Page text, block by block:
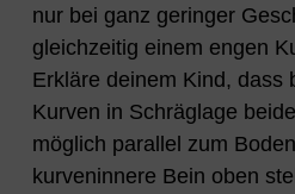
nur bei ganz geringer
gleichzeitig einem engen
Erkläre deinem Kind, dass
Kurven in Schräglage
möglich parallel zum
kurveninnere Bein oben